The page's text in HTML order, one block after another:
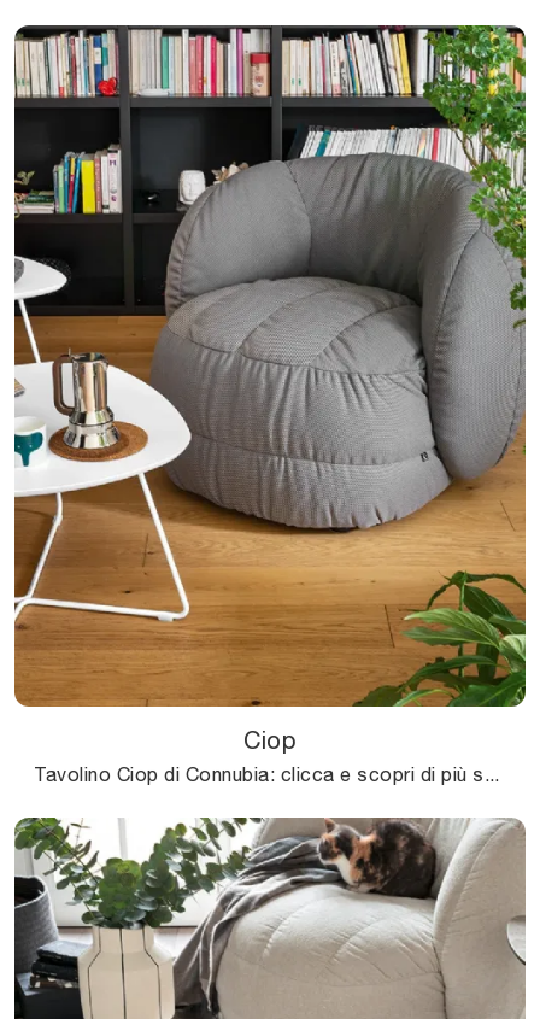
Ciop
Tavolino Ciop di Connubia: clicca e scopri di più sui Complementi e tavolini moderni in laccato del noto e conosciuto marchio!